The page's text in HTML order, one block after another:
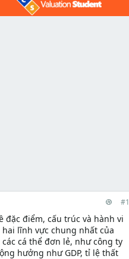
#1
đặc điểm, cấu trúc và hành vi
lĩnh vực chung nhất của
cá thể đơn lẻ, như công ty
hưởng như GDP, tỉ lệ thất